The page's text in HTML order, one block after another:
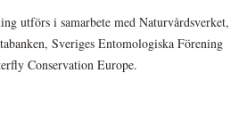
utförs i samarbete med Naturvårdsverket,
Sveriges Entomologiska Förening
Conservation Europe.